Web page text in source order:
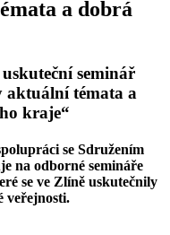
a dobrá
seminář
aktuální témata a
kraje“
se Sdružením
na odborné semináře
se ve Zlíně uskutečnily
veřejnosti.